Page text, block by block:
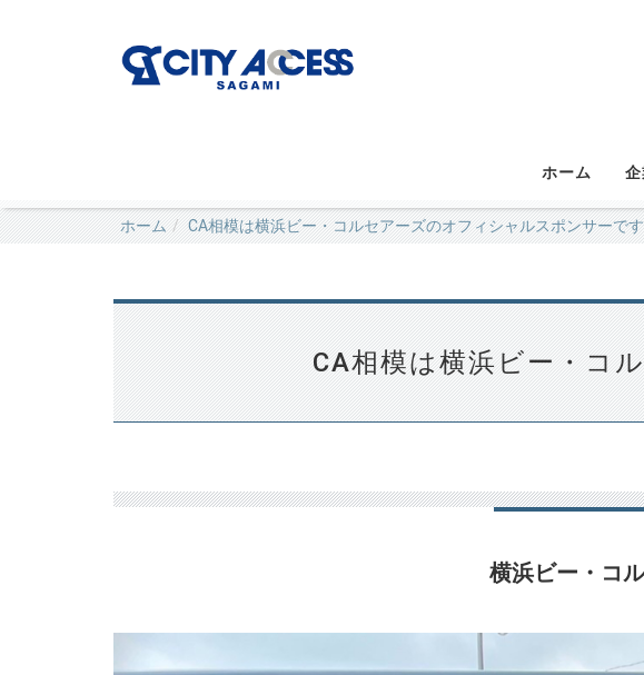
ホーム
ホーム CA相模は横浜ビー・コルセアーズのオフィシャルスポンサーです
CA相模は横浜ビー・コ
横浜ビー・コ